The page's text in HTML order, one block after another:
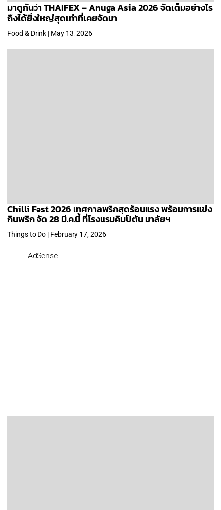
มาดูกันว่า THAIFEX – Anuga Asia 2026 จัดเต็มอย่างไร
ถึงได้ยิ่งใหญ่สุดเท่าที่เคยจัดมา
Food & Drink | May 13, 2026
Chilli Fest 2026 เทศกาลพริกสุดร้อนแรง พร้อมการแข่ง
กินพริก จัด 28 มี.ค.นี้ ที่โรงแรมคิมป์ตัน มาลัยฯ
Things to Do | February 17, 2026
AdSense